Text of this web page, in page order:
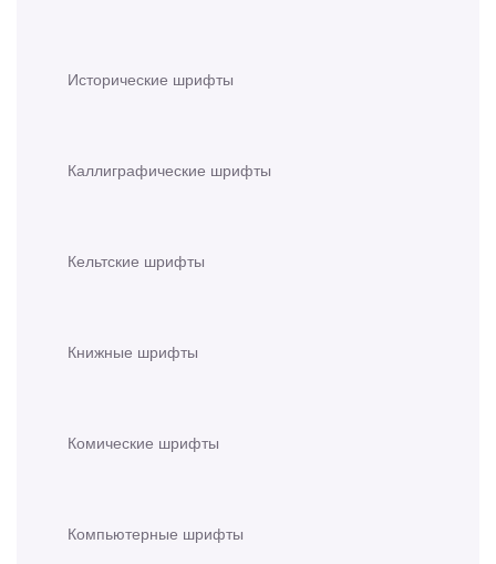
Исторические шрифты
Каллиграфические шрифты
Кельтские шрифты
Книжные шрифты
Комические шрифты
Компьютерные шрифты